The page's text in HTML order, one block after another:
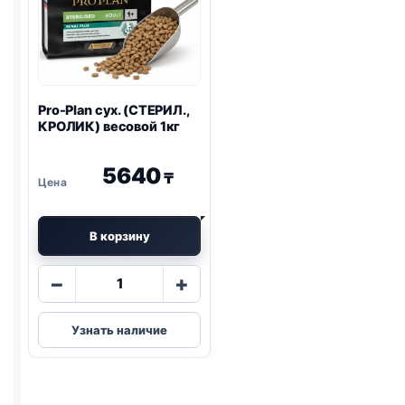
Pro-Planсух. (СТЕРИЛ.,
КРОЛИК) весовой 1кг
5640₸
В корзину
−
Количество
Pro-
Plan
сух.
+
Узнать наличие